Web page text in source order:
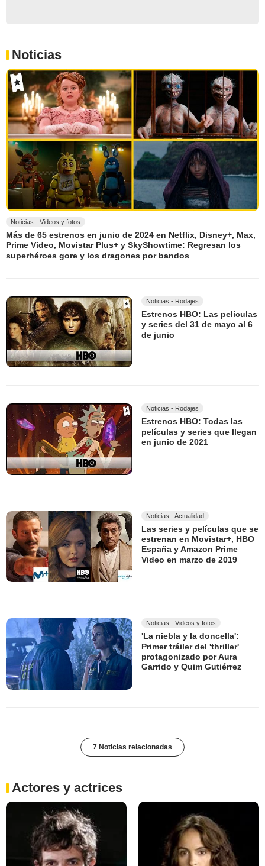
Noticias
Noticias - Videos y fotos
Más de 65 estrenos en junio de 2024 en Netflix, Disney+, Max,
Prime Video, Movistar Plus+ y SkyShowtime: Regresan los
superhéroes gore y los dragones por bandos
Noticias - Rodajes
Estrenos HBO: Las películas
y series del 31 de mayo al 6
de junio
Noticias - Rodajes
Estrenos HBO: Todas las
películas y series que llegan
en junio de 2021
Noticias - Actualidad
Las series y películas que se
estrenan en Movistar+, HBO
España y Amazon Prime
Video en marzo de 2019
Noticias - Videos y fotos
'La niebla y la doncella':
Primer tráiler del 'thriller'
protagonizado por Aura
Garrido y Quim Gutiérrez
7 Noticias relacionadas
Actores y actrices